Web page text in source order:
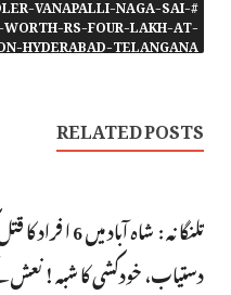
RS-FOUR-LAKH-AT-
HYDERABAD-TELANGANA-
RELATED POSTS
تلنگانہ : شاہ
دستیاب، خودکشی کا شبہ ! نعش